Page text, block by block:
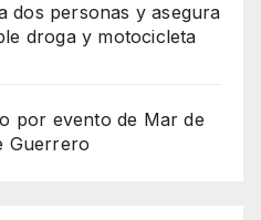
dos personas y asegura
droga y motocicleta
por evento de Mar de
Guerrero